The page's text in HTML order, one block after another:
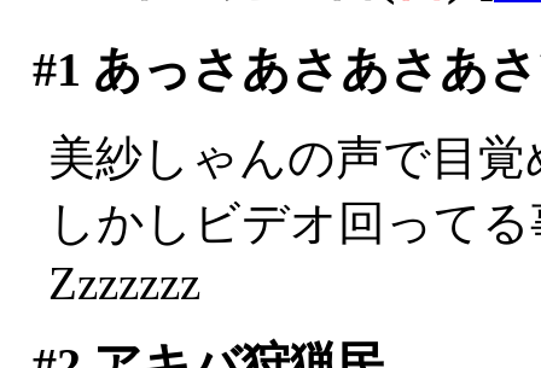
#1 あっさあさあさあ
美紗しゃんの声で目
しかしビデオ回って
Zzzzzzz